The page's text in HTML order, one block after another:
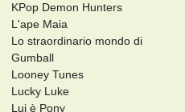
KPop Demon Hunters
L'ape Maia
Lo straordinario mondo di
Gumball
Looney Tunes
Lucky Luke
Lui è Pony